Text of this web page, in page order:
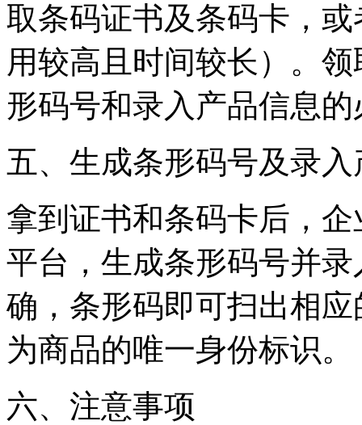
取条码证书及条码卡，
用较高且时间较长）。
形码号和录入产品信息
五、生成条形码号及录
拿到证书和条码卡后，
平台，生成条形码号并
确，条形码即可扫出相
为商品的唯一身份标识。
‌六、注意事项‌